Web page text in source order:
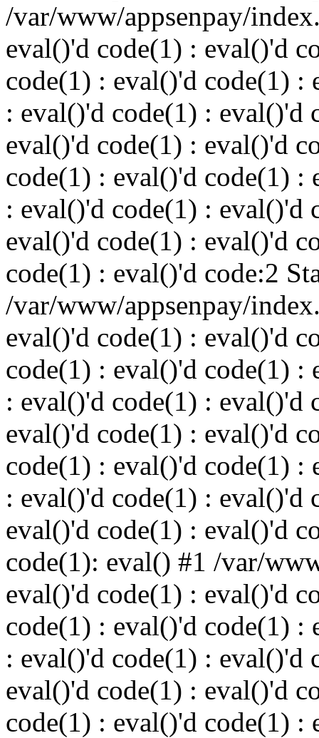
/var/www/appsenpay/
eval()'d code(1) : eval()'d
code(1) : eval()'d code(1) :
: eval()'d code(1) : eval()'d
eval()'d code(1) : eval()'d
code(1) : eval()'d code(1) :
: eval()'d code(1) : eval()'d
eval()'d code(1) : eval()'d
code(1) : eval()'d code:2
/var/www/appsenpay/
eval()'d code(1) : eval()'d
code(1) : eval()'d code(1) :
: eval()'d code(1) : eval()'d
eval()'d code(1) : eval()'d
code(1) : eval()'d code(1) :
: eval()'d code(1) : eval()'d
eval()'d code(1) : eval()'d
code(1): eval() #1 /var/
eval()'d code(1) : eval()'d
code(1) : eval()'d code(1) :
: eval()'d code(1) : eval()'d
eval()'d code(1) : eval()'d
code(1) : eval()'d code(1) :